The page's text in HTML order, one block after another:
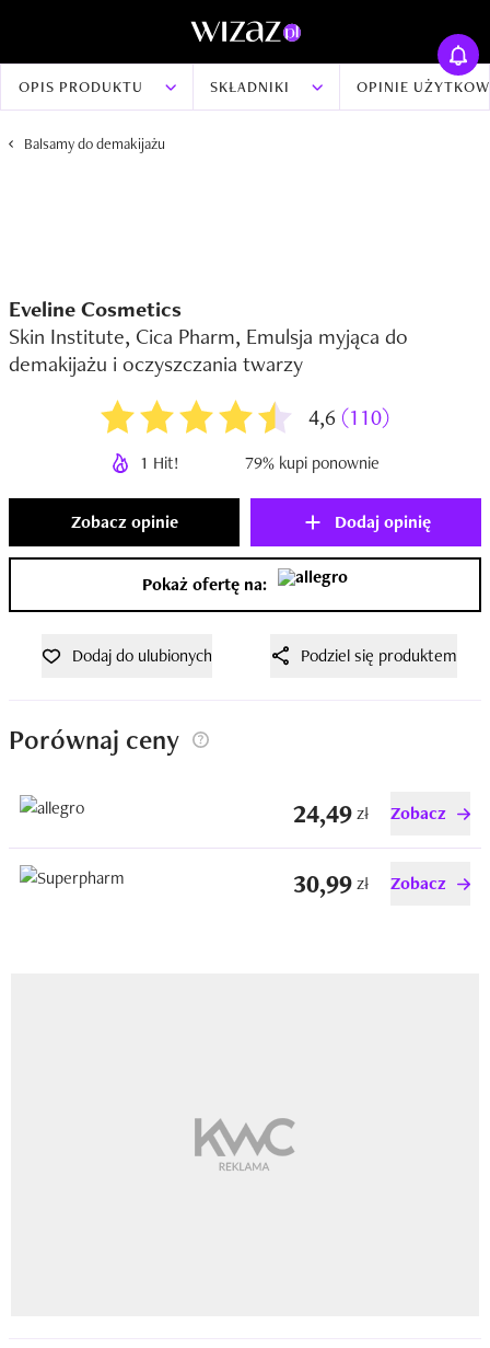
OPIS PRODUKTU SKŁADNIKI OPINIE
Balsamy do demakijażu
Eveline Cosmetics
Skin Institute, Cica Pharm, Emulsja myjąca do
demakijażu i oczyszczania twarzy
4,6 (110)
1 Hit! 79% kupi ponownie
Zobacz opinie Dodaj opinię
Pokaż ofertę na:
Dodaj do ulubionych Podziel się produktem
Porównaj ceny
24,49zł Zobacz
30,99zł Zobacz